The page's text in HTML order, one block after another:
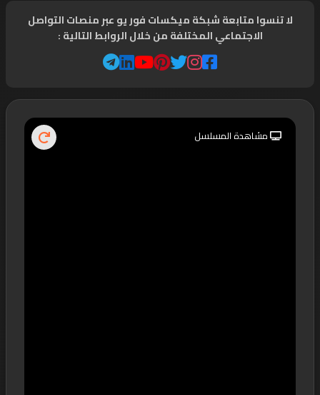
لا تنسوا متابعة شبكة ميكسات فور يو عبر منصات التواصل
الاجتماعي المختلفة من خلال الروابط التالية :
مشاهدة المسلسل